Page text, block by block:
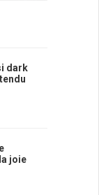
dark
joie